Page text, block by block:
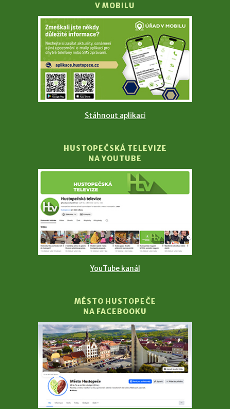
V MOBILU
Stáhnout aplikaci
HUSTOPEČSKÁ TELEVIZE
NA YOUTUBE
YouTube kanál
MĚSTO HUSTOPEČE
NA FACEBOOKU